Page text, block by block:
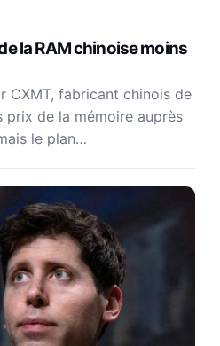
la RAM chinoise moins
CXMT, fabricant chinois de
prix de la mémoire auprès
le plan…